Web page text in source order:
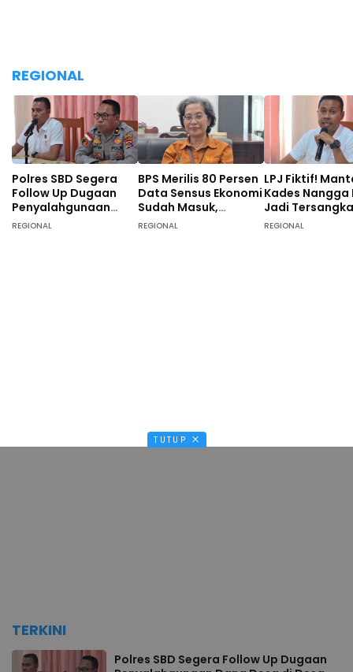
REGIONAL
Polres SBD Segera
Follow Up Dugaan
Penyalahgunaan
Dana Desa di Desa
REGIONAL
BPS Merilis 80 Persen
Data Sensus Ekonomi
Sudah Masuk,
Masyarakat SBD
REGIONAL
LPJ Fiktif!
Kades Nangga
Jadi Tersangka
Tunggal, 40
REGIONAL
TERKINI
Polres SBD Segera Follow Up Dugaan
TUTUP